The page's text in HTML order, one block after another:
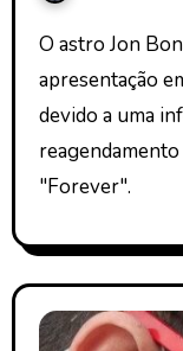
O astro Jon Bon Jovi encerrou abruptamente sua
apresentação
devido a uma
"Forever".